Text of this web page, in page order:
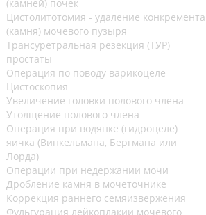
(камней) почек
Цистолитотомия - удаление конкремента
(камня) мочевого пузыря
Трансуретральная резекция (ТУР)
простаты
Операция по поводу варикоцеле
Цистоскопия
Увеличение головки полового члена
Утолщение полового члена
Операция при водянке (гидроцеле)
яичка (Винкельмана, Бергмана или
Лорда)
Операции при недержании мочи
Дробление камня в мочеточнике
Коррекция раннего семяизвержения
Фульгурация лейкоплакии мочевого